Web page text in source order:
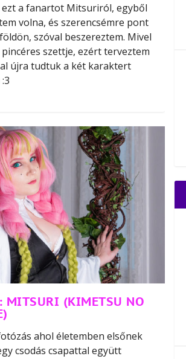
a fanartot Mitsuriról, egyből
volna, és szerencsémre pont
szóval beszereztem. Mivel
szettje, ezért terveztem
újra tudtuk a két karaktert
MITSURI (KIMETSU NO
ahol életemben elsőnek
csodás csapattal együtt